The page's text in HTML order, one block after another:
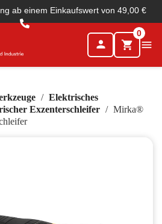
ab einem Einkaufswert von 49,00 €
person shopping_cart
0

Elektrisches
Exzenterschleifer
Mirka®